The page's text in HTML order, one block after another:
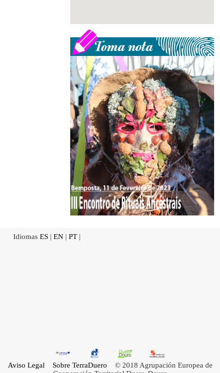
Idiomas ES | EN | PT |
Aviso Legal Sobre TerraDuero © 2018 Agrupación Europea de